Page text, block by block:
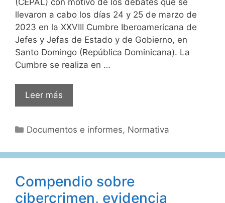
llevaron a cabo los días 24 y 25 de marzo de
2023 en la XXVIII Cumbre Iberoamericana de
Jefes y Jefas de Estado y de Gobierno, en
Santo Domingo (República Dominicana). La
Cumbre se realiza en …
Leer más
espacio
oportunidades
el
la
colaboración
Categorías
Documentos e informes, Normativa
Compendio sobre
cibercrimen, evidencia